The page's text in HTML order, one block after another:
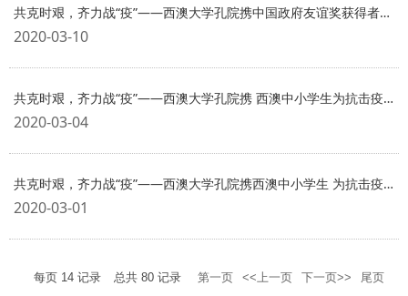
共克时艰，齐力战“疫”――西澳大学孔院携中国政府友谊奖获得者Kadambot Siddique教授为抗击疫情加油
2020-03-10
共克时艰，齐力战“疫”――西澳大学孔院携 西澳中小学生为抗击疫情加油!
2020-03-04
共克时艰，齐力战“疫”――西澳大学孔院携西澳中小学生 为抗击疫情加油!
2020-03-01
每页 14记录 总共 80记录 第一页 <<上一页 下一页>> 尾页